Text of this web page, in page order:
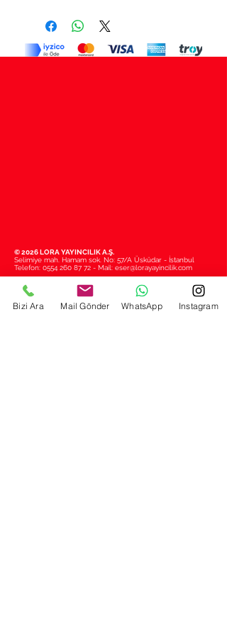
© 2026 LORA YAYINCILIK A.Ş.
Selimiye mah. Hamam sok. No: 57/A Üsküdar - İstanbul
Telefon: 0554 260 87 72 - Mail: eser@lorayayincilik.com
Bizi Ara Mail Gönder WhatsApp Instagram